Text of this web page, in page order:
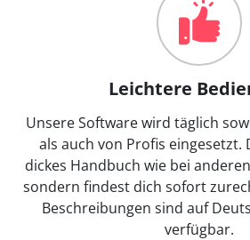
Leichtere
Unsere Software wird täglich
als auch von Profis eingesetzt.
dickes Handbuch wie bei
sondern findest dich sofort
Beschreibungen sind auf
verfügbar.